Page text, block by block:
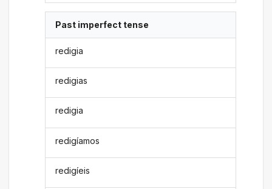
Past imperfect tense
redigia
redigias
redigia
redigíamos
redigíeis